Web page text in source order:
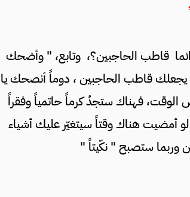
قاطب الحاجبين؟، وتابع، " وأضحك
يجعلك قاطب الحاجبين ، دوماً أنصحك يا
فهناك ستجدُ كرماً حاتمياً وفقراً
أمضيت هناك وقتاً سيتغيّر عليك أشياء
وربما ستصبح " نكّيتاً "